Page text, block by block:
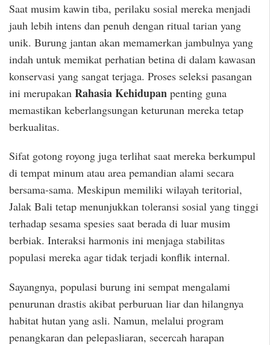
Saat musim kawin tiba, perilaku sosial mereka menjadi
jauh lebih intens dan penuh dengan ritual tarian yang
unik. Burung jantan akan memamerkan jambulnya yang
indah untuk memikat perhatian betina di dalam kawasan
konservasi yang sangat terjaga. Proses seleksi pasangan
ini merupakan Rahasia Kehidupan penting guna
memastikan keberlangsungan keturunan mereka tetap
berkualitas.
Sifat gotong royong juga terlihat saat mereka berkumpul
di tempat minum atau area pemandian alami secara
bersama-sama. Meskipun memiliki wilayah teritorial,
Jalak Bali tetap menunjukkan toleransi sosial yang tinggi
terhadap sesama spesies saat berada di luar musim
berbiak. Interaksi harmonis ini menjaga stabilitas
populasi mereka agar tidak terjadi konflik internal.
Sayangnya, populasi burung ini sempat mengalami
penurunan drastis akibat perburuan liar dan hilangnya
habitat hutan yang asli. Namun, melalui program
penangkaran dan pelepasliaran, secercah harapan